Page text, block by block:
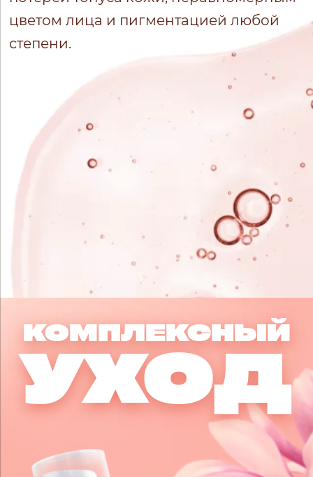
цветом лица и пигментацией любой
степени.
КОМПЛЕКСНЫЙ
УХОД